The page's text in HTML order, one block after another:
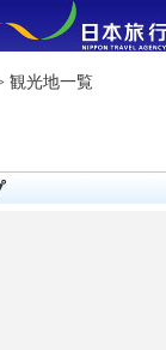
観光地一覧